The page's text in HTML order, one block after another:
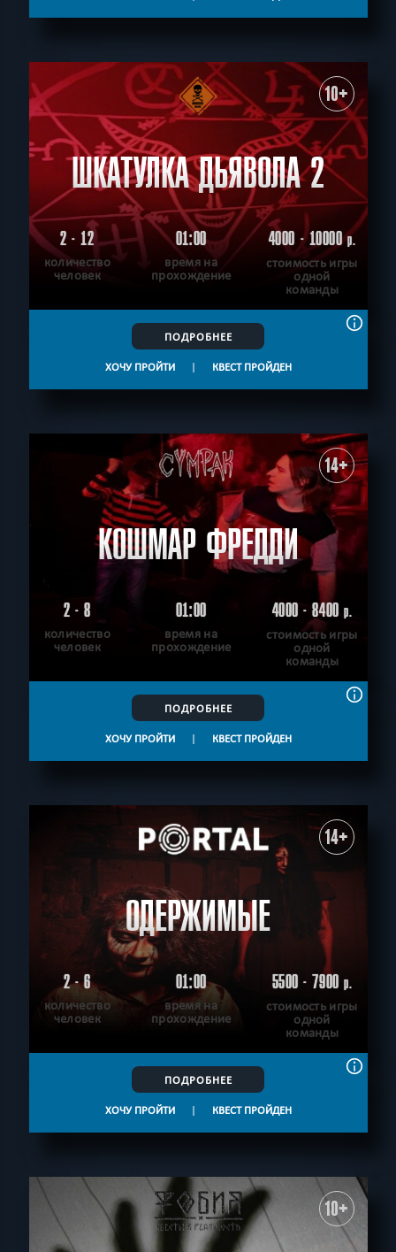
10+
ШКАТУЛКА ДЬЯВОЛА 2
2 - 12
количество
человек
01:00
время на
прохождение
4000 - 10000р.
стоимость игры
одной
команды
ПОДРОБНЕЕ
ХОЧУ ПРОЙТИ | КВЕСТ ПРОЙДЕН
14+
КОШМАР ФРЕДДИ
2 - 8
количество
человек
01:00
время на
прохождение
4000 - 8400р.
стоимость игры
одной
команды
ПОДРОБНЕЕ
ХОЧУ ПРОЙТИ | КВЕСТ ПРОЙДЕН
14+
ОДЕРЖИМЫЕ
2 - 6
количество
человек
01:00
время на
прохождение
5500 - 7900р.
стоимость игры
одной
команды
ПОДРОБНЕЕ
ХОЧУ ПРОЙТИ | КВЕСТ ПРОЙДЕН
10+